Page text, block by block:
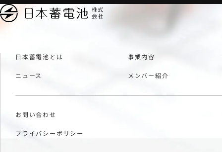
日本蓄電池とは
ニュース
事業内容
メンバー紹介
お問い合わせ
プライバシーポリシー